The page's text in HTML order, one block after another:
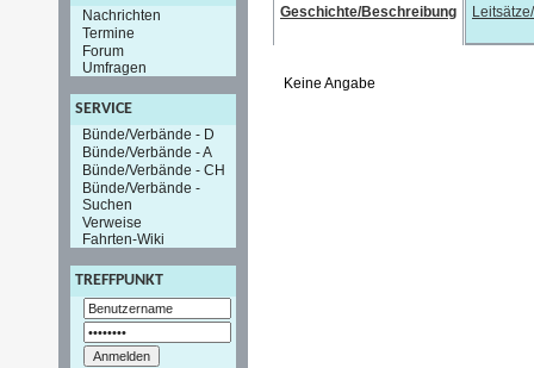
Nachrichten
Termine
Forum
Umfragen
SERVICE
Bünde/Verbände - D
Bünde/Verbände - A
Bünde/Verbände - CH
Bünde/Verbände -
Suchen
Verweise
Fahrten-Wiki
TREFFPUNKT
Geschichte/Beschreibung
Keine Angabe